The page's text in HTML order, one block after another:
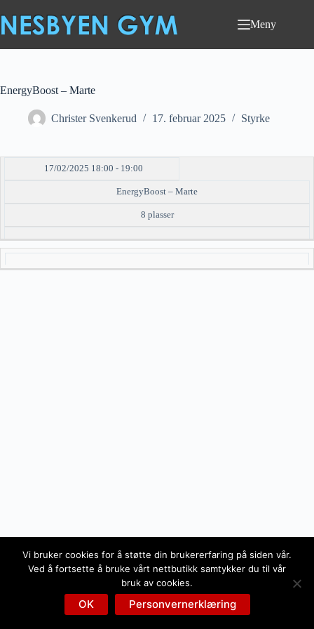
til
innholdet
Meny
EnergyBoost – Marte
Christer Svenkerud 17. februar 2025 Styrke
DATO/TID EVENT TILGJENGELIGHET
17/02/2025 18:00 - 19:00
EnergyBoost – Marte
8 plasser
Vi bruker cookies for å støtte din brukererfaring på siden vår.
Ved å fortsette å bruke vårt nettbutikk samtykker du til vår
bruk av cookies.
OK Personvernerklæring